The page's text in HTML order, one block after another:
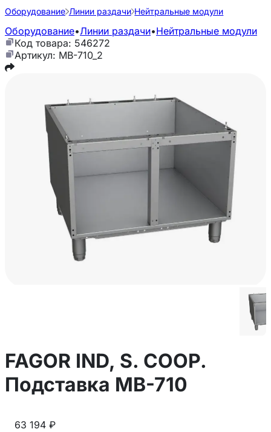
Оборудование Линии раздачи Нейтральные модули
Оборудование•Линии раздачи•Нейтральные модули
Код товара: 546272
Артикул: МВ-710_2
FAGOR IND, S. COOP.
Подставка MB-710
63 194 ₽